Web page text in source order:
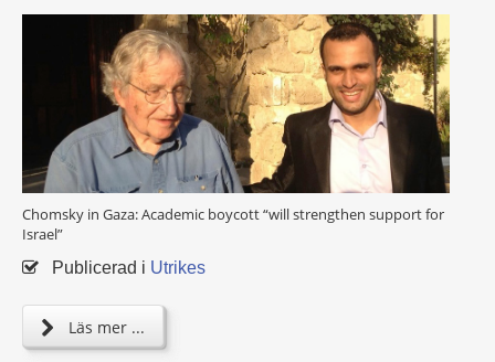
Chomsky in Gaza: Academic boycott “will strengthen support for
Israel”
Publicerad i Utrikes
Läs mer ...